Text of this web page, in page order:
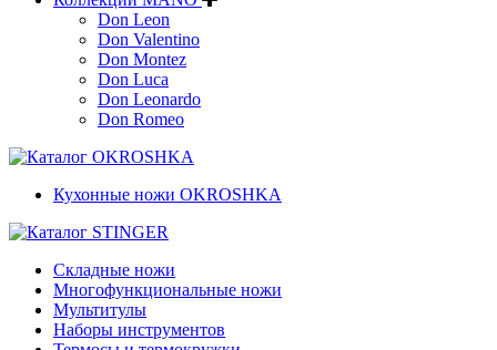
Don Leon
Don Valentino
Don Montez
Don Luca
Don Leonardo
Don Romeo
Кухонные ножи OKROSHKA
Складные ножи
Многофункциональные ножи
Мультитулы
Наборы инструментов